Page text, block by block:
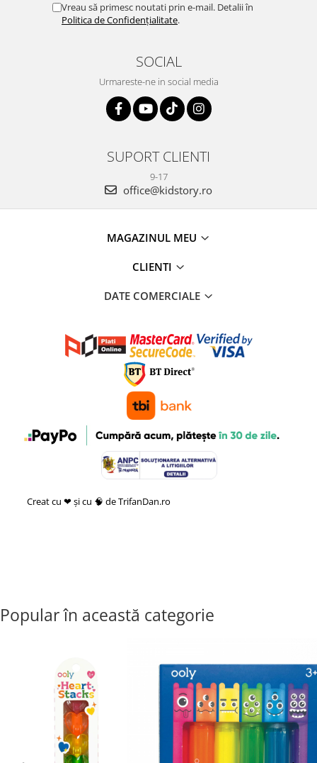
Vreau să primesc noutati prin e-mail. Detalii în
Politica de Confidențialitate.
SOCIAL
Urmareste-ne in social media
SUPORT CLIENTI
9-17
office@kidstory.ro
MAGAZINUL MEU
CLIENTI
DATE COMERCIALE
Creat cu ❤ și cu 🧠 de TrifanDan.ro
Popular în această categorie